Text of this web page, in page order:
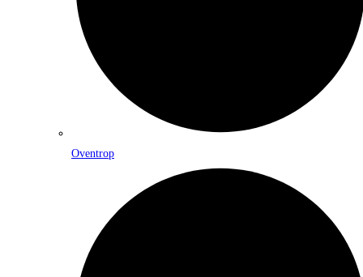
Oventrop